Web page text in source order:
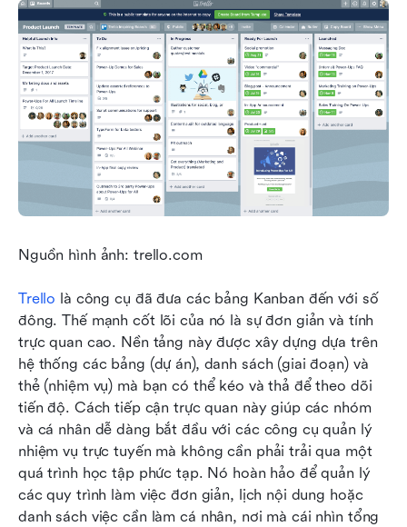
Nguồn hình ảnh: trello.com
Trello là công cụ đã đưa các bảng Kanban đến với số
đông. Thế mạnh cốt lõi của nó là sự đơn giản và tính
trực quan cao. Nền tảng này được xây dựng dựa trên
hệ thống các bảng (dự án), danh sách (giai đoạn) và
thẻ (nhiệm vụ) mà bạn có thể kéo và thả để theo dõi
tiến độ. Cách tiếp cận trực quan này giúp các nhóm
và cá nhân dễ dàng bắt đầu với các công cụ quản lý
nhiệm vụ trực tuyến mà không cần phải trải qua một
quá trình học tập phức tạp. Nó hoàn hảo để quản lý
các quy trình làm việc đơn giản, lịch nội dung hoặc
danh sách việc cần làm cá nhân, nơi mà cái nhìn tổng